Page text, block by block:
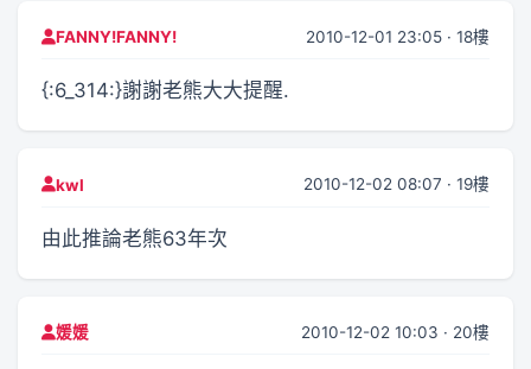
FANNY!FANNY! 2010-12-01 23:05 · 18樓
{:6_314:}謝謝老熊大大提醒.
kwl 2010-12-02 08:07 · 19樓
由此推論老熊63年次
媛媛 2010-12-02 10:03 · 20樓